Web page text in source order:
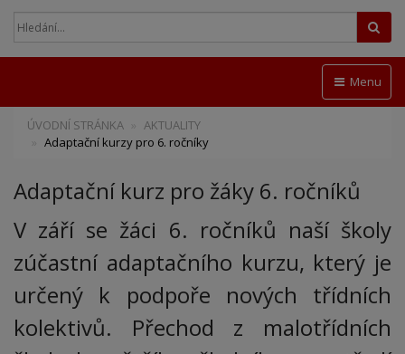
Menu
ÚVODNÍ STRÁNKA
AKTUALITY
Adaptační kurzy pro 6. ročníky
Adaptační kurz pro žáky 6. ročníků
V září se žáci 6. ročníků naší školy
zúčastní adaptačního kurzu, který je
určený k podpoře nových třídních
kolektivů. Přechod z malotřídních